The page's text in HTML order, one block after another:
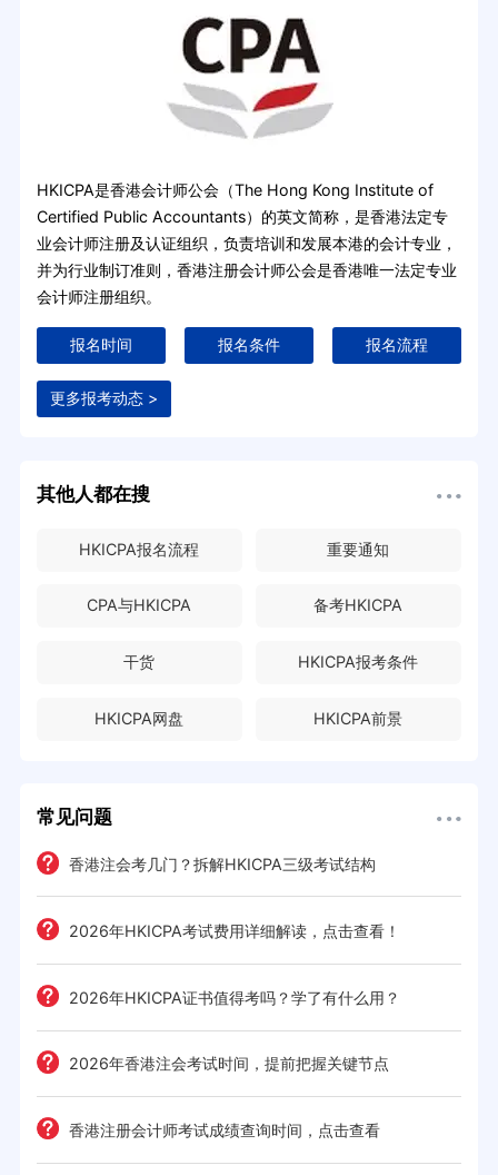
HKICPA是香港会计师公会（The Hong Kong Institute of
Certified Public Accountants）的英文简称，是香港法定专
业会计师注册及认证组织，负责培训和发展本港的会计专业，
并为行业制订准则，香港注册会计师公会是香港唯一法定专业
会计师注册组织。
报名时间 报名条件 报名流程
更多报考动态 >
其他人都在搜
HKICPA报名流程 重要通知
CPA与HKICPA 备考HKICPA
干货 HKICPA报考条件
HKICPA网盘 HKICPA前景
常见问题
香港注会考几门？拆解HKICPA三级考试结构
2026年HKICPA考试费用详细解读，点击查看！
2026年HKICPA证书值得考吗？学了有什么用？
2026年香港注会考试时间，提前把握关键节点
香港注册会计师考试成绩查询时间，点击查看